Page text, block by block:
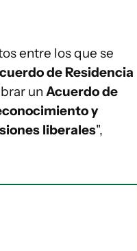
entre los que se
de Residencia
un Acuerdo de
y
liberales",